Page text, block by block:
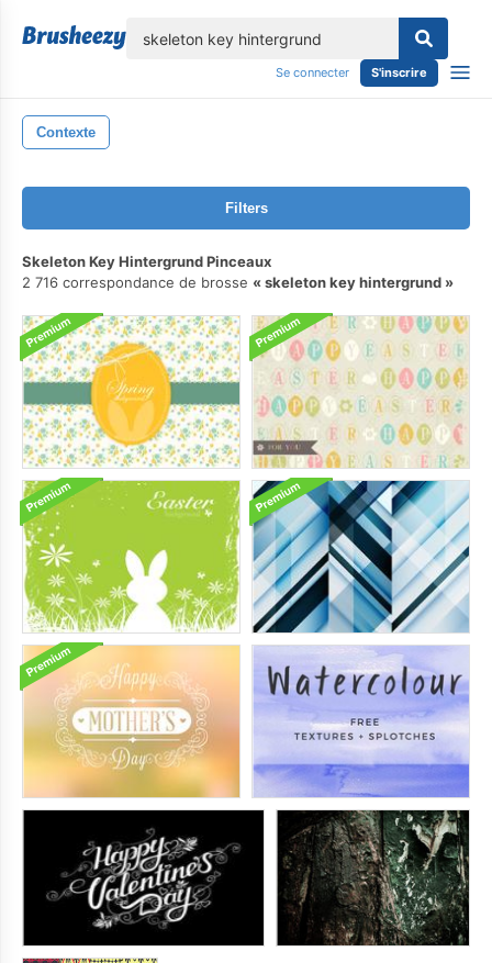
Se connecter S'inscrire
Contexte
Filters
Skeleton Key Hintergrund Pinceaux
2 716 correspondance de brosse
skeleton key hintergrund